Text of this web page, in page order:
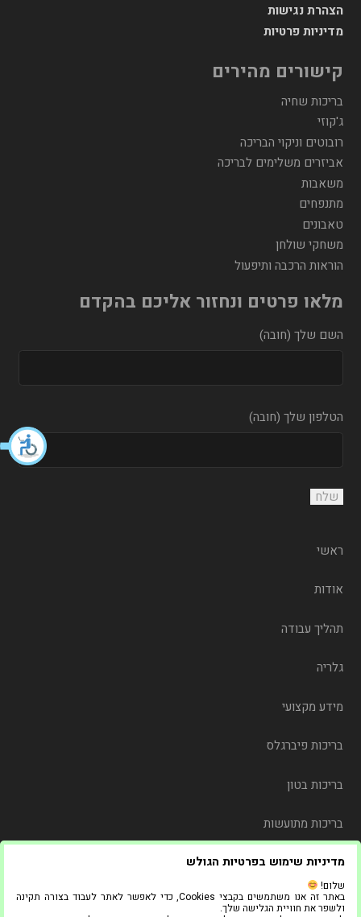
מדיניות שימוש בפרטיות הגולש
שלום!
באתר זה אנו משתמשים בקבצי Cookies, כדי לאפשר לאתר לעבוד בצורה תקינה
ולשפר את חוויית הגלישה שלך.
הצהרת נגישות
מדיניות פרטיות
קישורים מהירים
בריכות שחיה
ג'קוזי
רובוטים וניקוי הבריכה
אביזרים משלימים לבריכה
משאבות
מתנפחים
טאבונים
משחקי שולחן
הוראות הרכבה ותיפעול
מלאו פרטים ונחזור אליכם בהקדם
השם שלך (חובה)
הטלפון שלך (חובה)
ראשי
אודות
תהליך עבודה
גלריה
מידע מקצועי
בריכות פיברגלס
בריכות בטון
בריכות מתועשות
משלוח
צור קשר